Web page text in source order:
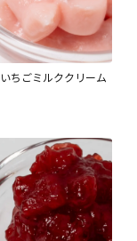
ちごミルククリーム